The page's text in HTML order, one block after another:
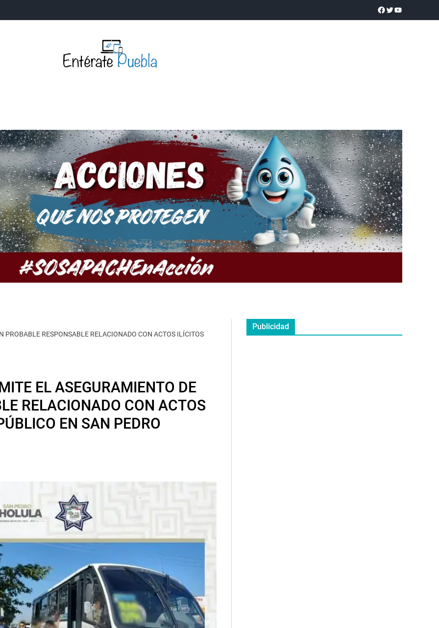
Y TECNOLOGÍA OPINIÓN SOCIEDAD ANUNCIOS
PROBABLE RESPONSABLE RELACIONADO CON ACTOS ILÍCITOS
EL ASEGURAMIENTO DE
RELACIONADO CON ACTOS
EN SAN PEDRO
Publicidad